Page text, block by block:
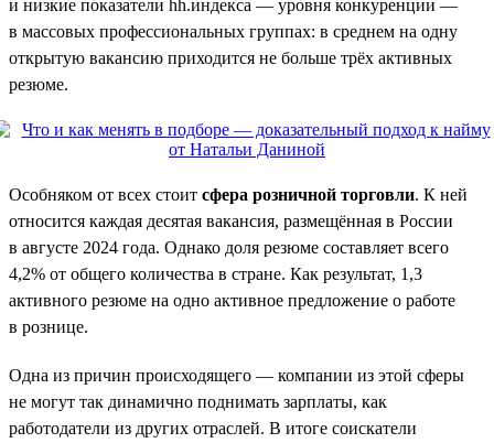
и низкие показатели hh.индекса — уровня конкуренции —
в массовых профессиональных группах: в среднем на одну
открытую вакансию приходится не больше трёх активных
резюме.
Особняком от всех стоит сфера розничной торговли. К ней
относится каждая десятая вакансия, размещённая в России
в августе 2024 года. Однако доля резюме составляет всего
4,2% от общего количества в стране. Как результат, 1,3
активного резюме на одно активное предложение о работе
в рознице.
Одна из причин происходящего — компании из этой сферы
не могут так динамично поднимать зарплаты, как
работодатели из других отраслей. В итоге соискатели